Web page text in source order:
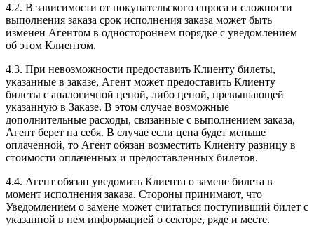
4.2. В зависимости от покупательского спроса и сложности
выполнения заказа срок исполнения заказа может быть
изменен Агентом в одностороннем порядке с уведомлением
об этом Клиентом.
4.3. При невозможности предоставить Клиенту билеты,
указанные в заказе, Агент может предоставить Клиенту
билеты с аналогичной ценой, либо ценой, превышающей
указанную в Заказе. В этом случае возможные
дополнительные расходы, связанные с выполнением заказа,
Агент берет на себя. В случае если цена будет меньше
оплаченной, то Агент обязан возместить Клиенту разницу в
стоимости оплаченных и предоставленных билетов.
4.4. Агент обязан уведомить Клиента о замене билета в
момент исполнения заказа. Стороны принимают, что
Уведомлением о замене может считаться поступивший билет с
указанной в нем информацией о секторе, ряде и месте.